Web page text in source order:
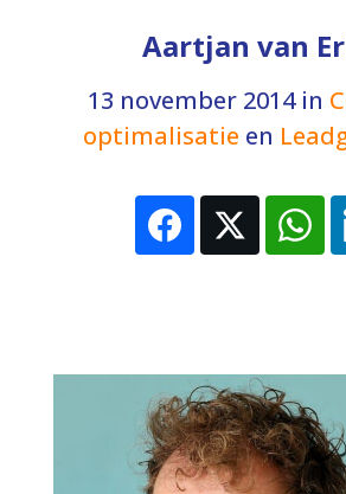
Aartjan van
13 november 2014in
optimalisatie en